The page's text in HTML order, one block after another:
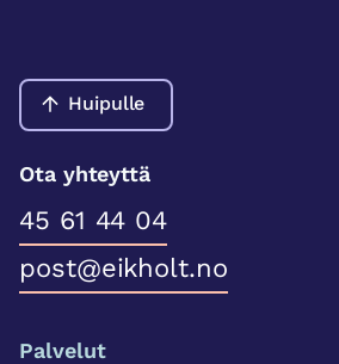
Huipulle
Ota yhteyttä
45 61 44 04
post@eikholt.no
Palvelut